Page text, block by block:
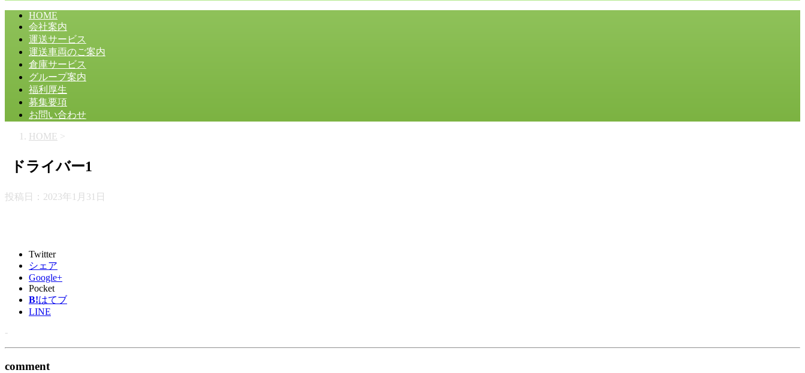
HOME
会社案内
運送サービス
運送車両のご案内
倉庫サービス
グループ案内
福利厚生
募集要項
お問い合わせ
HOME >
ドライバー1
投稿日： 2023年1月31日
Twitter
シェア
Google+
Pocket
B!はてブ
LINE
-
comment